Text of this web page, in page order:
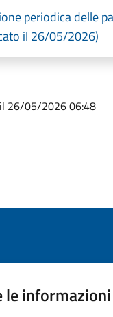
periodica delle
il 26/05/2026)
26/05/2026 06:48
le